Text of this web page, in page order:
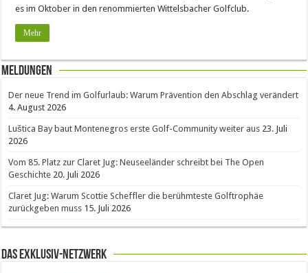
es im Oktober in den renommierten Wittelsbacher Golfclub.
Mehr
Meldungen
Der neue Trend im Golfurlaub: Warum Prävention den Abschlag verändert
4. August 2026
Luštica Bay baut Montenegros erste Golf-Community weiter aus 23. Juli
2026
Vom 85. Platz zur Claret Jug: Neuseeländer schreibt bei The Open
Geschichte 20. Juli 2026
Claret Jug: Warum Scottie Scheffler die berühmteste Golftrophäe
zurückgeben muss 15. Juli 2026
Das Exklusiv-Netzwerk